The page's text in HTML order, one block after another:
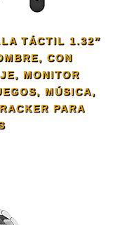
TÁCTIL 1.32″
CON
MONITOR
MÚSICA,
PARA